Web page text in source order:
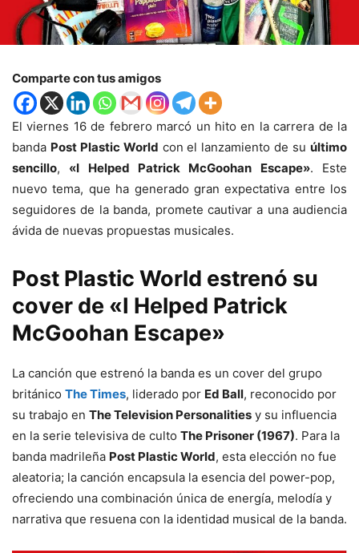
Comparte con tus amigos
El viernes 16 de febrero marcó un hito en la carrera de la
banda Post Plastic World con el lanzamiento de suúltimo
sencillo, «I Helped Patrick McGoohan Escape». Este
nuevo tema, que ha generado gran expectativa entre los
seguidores de la banda, promete cautivar a una audiencia
ávida de nuevas propuestas musicales.
Post Plastic World estrenó su
cover de «I Helped Patrick
McGoohan Escape»
La canción que estrenó la banda es un cover del grupo
británico The Times, liderado por Ed Ball, reconocido por
su trabajo en The Television Personalities y su influencia
en la serie televisiva de culto The Prisoner (1967). Para la
banda madrileña Post Plastic World, esta elección no fue
aleatoria; la canción encapsula la esencia del power-pop,
ofreciendo una combinación única de energía, melodía y
narrativa que resuena con la identidad musical de la banda.